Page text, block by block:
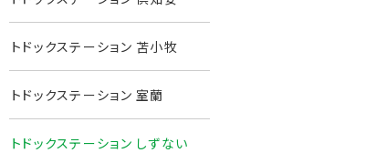
トドックステーション 苫小牧
トドックステーション 室蘭
トドックステーション しずない